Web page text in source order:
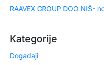
RAAVEX GROUP DOO NIŠ-
Kategorije
Događaji